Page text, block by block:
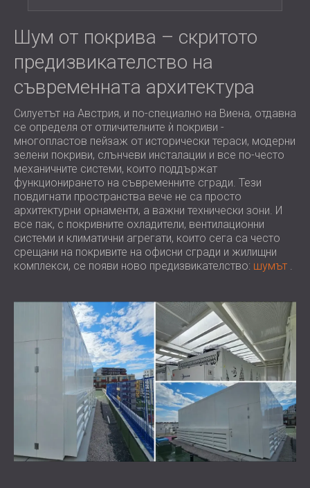
УЧЕБНИ ЗАВЕДЕНИЯ
ШУМОИЗОЛАЦИЯ И АКУСТИКА ЗА
ЗДРАВНИЯ СЕКТОР
ЗВУКОИЗОЛАЦИОННИ И АКУСТИЧНИ
РЕШЕНИЯ ЗА АУДИОЛОГИЧНИЯ
СЕКТОР
ЗВУКОИЗОЛАЦИОННИ И АКУСТИЧНИ
РЕШЕНИЯ ЗА ЦЕНТРОВЕ ЗА ДАННИ
Шум от покрива – скритото
предизвикателство на
съвременната архитектура
Силуетът на Австрия, и по-специално на Виена, отдавна
се определя от отличителните ѝ покриви -
многопластов пейзаж от исторически тераси, модерни
зелени покриви, слънчеви инсталации и все по-често
механичните системи, които поддържат
функционирането на съвременните сгради. Тези
повдигнати пространства вече не са просто
архитектурни орнаменти, а важни технически зони. И
все пак, с покривните охладители, вентилационни
системи и климатични агрегати, които сега са често
срещани на покривите на офисни сгради и жилищни
комплекси, се появи ново предизвикателство: шумът .